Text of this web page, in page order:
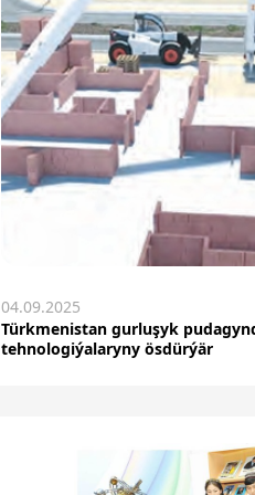
04.09.2025
Türkmenistan gurluşyk
tehnologiýalaryny ösdürýär